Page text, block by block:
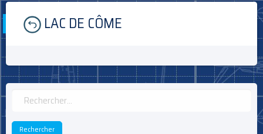
Skip
content
LAC DE CÔME
Rechercher :